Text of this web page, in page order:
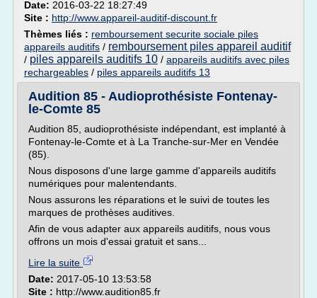
Date: 2016-03-22 18:27:49
Site : http://www.appareil-auditif-discount.fr
Thèmes liés : remboursement securite sociale piles
appareils auditifs / remboursement piles appareil auditif
/ piles appareils auditifs 10 / appareils auditifs avec piles
rechargeables / piles appareils auditifs 13
Audition 85 - Audioprothésiste Fontenay-
le-Comte 85
Audition 85, audioprothésiste indépendant, est implanté à
Fontenay-le-Comte et à La Tranche-sur-Mer en Vendée
(85).
Nous disposons d'une large gamme d'appareils auditifs
numériques pour malentendants.
Nous assurons les réparations et le suivi de toutes les
marques de prothèses auditives.
Afin de vous adapter aux appareils auditifs, nous vous
offrons un mois d'essai gratuit et sans...
Lire la suite
Date: 2017-05-10 13:53:58
Site : http://www.audition85.fr